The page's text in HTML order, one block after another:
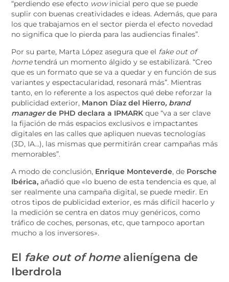
“perdiendo ese efecto wowinicial pero que se puede
suplir con buenas creatividades e ideas. Además, que para
los que trabajamos en el sector pierda el efecto novedad
no significa que lo pierda para las audiencias finales”.
Por su parte, Marta López asegura que el fake out of
hometendrá un momento álgido y se estabilizará. “Creo
que es un formato que se va a quedar y en función de sus
variantes y espectacularidad, resonará más”. Mientras
tanto, en lo referente a los aspectos qué debe reforzar la
publicidad exterior, Manon Díaz del Hierro, brand
managerde PHD declara a IPMARK que “va a ser clave
la fijación de más espacios exclusivos e impactantes
digitales en las calles que apliquen nuevas tecnologías
(3D, IA…), las mismas que permitirán crear campañas más
memorables”.
A modo de conclusión, Enrique Monteverde, de Porsche
Ibérica, añadió que «lo bueno de esta tendencia es que, al
ser realmente una campaña digital, se puede medir. En
otros tipos de publicidad exterior, es más difícil hacerlo y
la medición se centra en datos muy genéricos, como
tráfico de coches, personas, etc, que tampoco aportan
mucho a los inversores».
El fake out of homealienígena de
Iberdrola